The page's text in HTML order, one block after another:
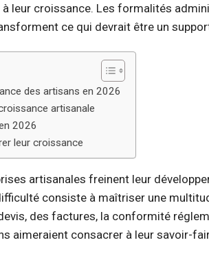
leur croissance. Les formalités
ce qui devrait être un
des artisans en 2026
artisanale
2026
leur croissance
artisanales freinent leur
consiste à maîtriser une
des factures, la conformité
aimeraient consacrer à leur savoir-